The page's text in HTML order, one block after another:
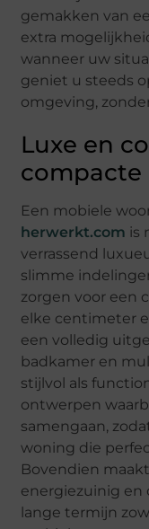
gemakken van
extra
wanneer uw
geniet u steeds
omgeving,
Luxe en
Een mobiele
herwerkt.com is
verrassend
slimme
zorgen voor een
elke centimeter
een volledig
badkamer en
stijlvol als
ontwerpen
samengaan,
woning die
Bovendien
energiezuinig en
lange termijn